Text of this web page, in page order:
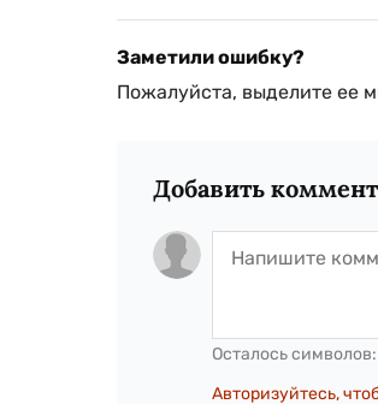
Заметили ошибку?
Пожалуйста, выделите ее
Добавить
Осталось символов:
Авторизуйтесь,